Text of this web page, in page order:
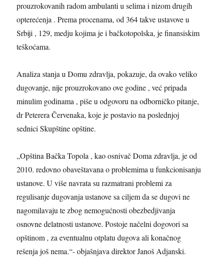
prouzrokovanih radom ambulanti u selima i nizom drugih
opterećenja . Prema procenama, od 364 takve ustavove u
Srbiji , 129, medju kojima je i bačkotopolska, je finansiskim
teškoćama.
Analiza stanja u Domu zdravlja, pokazuje, da ovako veliko
dugovanje, nije prouzrokovano ove godine , već pripada
minulim godinama , piše u odgovoru na odborničko pitanje,
dr Peterera Červenaka, koje je postavio na poslednjoj
sednici Skupštine opštine.
„Opština Bačka Topola , kao osnivač Doma zdravlja, je od
2010. redovno obaveštavana o problemima u funkcionisanju
ustanove. U više navrata su razmatrani problemi za
regulisanje dugovanja ustanove sa ciljem da se dugovi ne
nagomilavaju te zbog nemogućnosti obezbedjivanja
osnovne delatnosti ustanove. Postoje načelni dogovori sa
opštinom , za eventualnu otplatu dugova ali konačnog
rešenja još nema.“- objašnjava direktor Janoš Adjanski.